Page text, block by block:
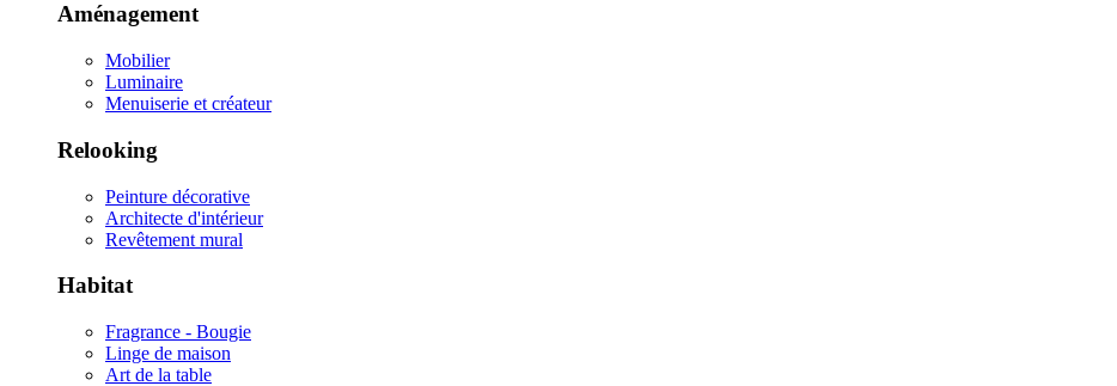
Aménagement
Mobilier
Luminaire
Menuiserie et créateur
Relooking
Peinture décorative
Architecte d'intérieur
Revêtement mural
Habitat
Fragrance - Bougie
Linge de maison
Art de la table